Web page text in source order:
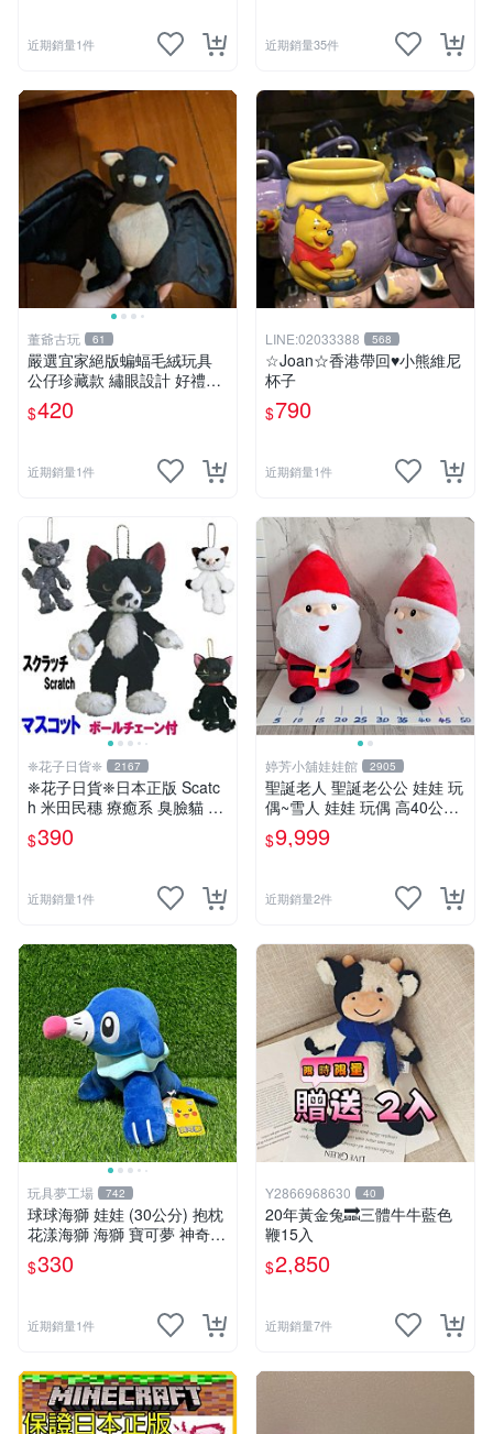
近期銷量1件 近期銷量35件
董爺古玩 61
嚴選宜家絕版蝙蝠毛絨玩具
公仔珍藏款 繡眼設計 好禮推
薦 蝙蝠玩偶 宜家稀有 毛絨收
藏 宜家玩具 毛絨公仔 絕版玩
$420
近期銷量1件
LINE:02033388 568
☆Joan☆香港帶回♥小熊維尼
杯子
$790
近期銷量1件
❈花子日貨❈ 2167
❈花子日貨❈日本正版 Scatc
h 米田民穗 療癒系 臭臉貓 抓
抓貓 玩偶吊飾 生日禮物 交換
禮物
$390
近期銷量1件
婷芳小舖娃娃館 2905
聖誕老人 聖誕老公公 娃娃 玩
偶~雪人 娃娃 玩偶 高40公分
聖誕老公公 交換禮物 聖誕娃
娃娃 耶誕禮物 聖誕節擺飾 全
$9,999
近期銷量2件
玩具夢工場 742
球球海獅 娃娃 (30公分) 抱枕
花漾海獅 海獅 寶可夢 神奇寶
貝
$330
近期銷量1件
Y2866968630 40
20年黃金兔🔜三體牛牛藍色
鞭15入
$2,850
近期銷量7件